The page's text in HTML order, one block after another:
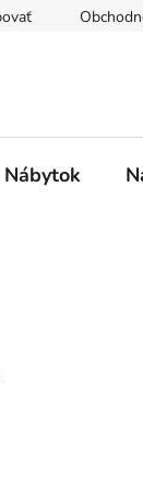
Nábytok